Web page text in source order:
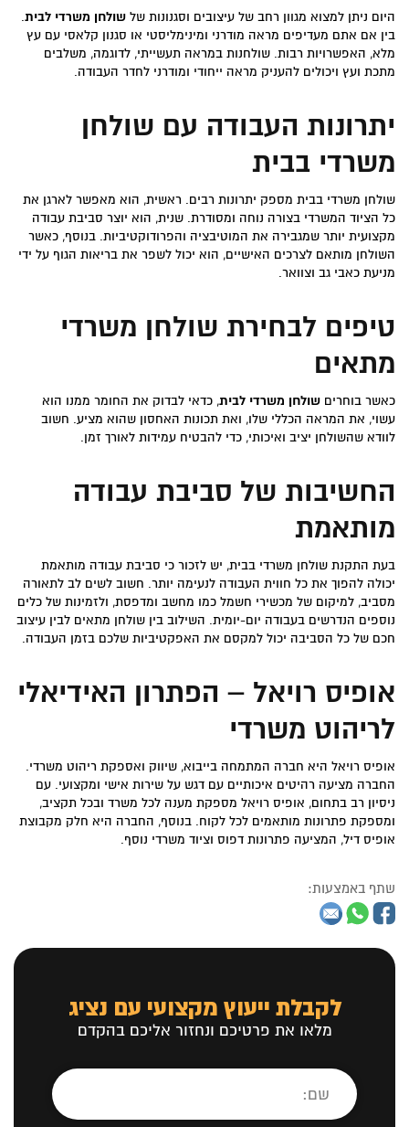
היום ניתן למצוא מגוון רחב של עיצובים וסגנונות של שולחן משרדי לבית.
בין אם אתם מעדיפים מראה מודרני ומינימליסטי או סגנון קלאסי עם עץ
מלא, האפשרויות רבות. שולחנות במראה תעשייתי, לדוגמה, משלבים
מתכת ועץ ויכולים להעניק מראה ייחודי ומודרני לחדר העבודה.
יתרונות העבודה עם שולחן
משרדי בבית
שולחן משרדי בבית מספק יתרונות רבים. ראשית, הוא מאפשר לארגן את
כל הציוד המשרדי בצורה נוחה ומסודרת. שנית, הוא יוצר סביבת עבודה
מקצועית יותר שמגבירה את המוטיבציה והפרודוקטיביות. בנוסף, כאשר
השולחן מותאם לצרכים האישיים, הוא יכול לשפר את בריאות הגוף על ידי
מניעת כאבי גב וצוואר.
טיפים לבחירת שולחן משרדי
מתאים
כאשר בוחרים שולחן משרדי לבית, כדאי לבדוק את החומר ממנו הוא
עשוי, את המראה הכללי שלו, ואת תכונות האחסון שהוא מציע. חשוב
לוודא שהשולחן יציב ואיכותי, כדי להבטיח עמידות לאורך זמן.
החשיבות של סביבת עבודה
מותאמת
בעת התקנת שולחן משרדי בבית, יש לזכור כי סביבת עבודה מותאמת
יכולה להפוך את כל חווית העבודה לנעימה יותר. חשוב לשים לב לתאורה
מסביב, למיקום של מכשירי חשמל כמו מחשב ומדפסת, ולזמינות של כלים
נוספים הנדרשים בעבודה יום-יומית. השילוב בין שולחן מתאים לבין עיצוב
חכם של כל הסביבה יכול למקסם את האפקטיביות שלכם בזמן העבודה.
אופיס רויאל – הפתרון האידיאלי
לריהוט משרדי
אופיס רויאל היא חברה המתמחה בייבוא, שיווק ואספקת ריהוט משרדי.
החברה מציעה רהיטים איכותיים עם דגש על שירות אישי ומקצועי. עם
ניסיון רב בתחום, אופיס רויאל מספקת מענה לכל משרד ובכל תקציב,
ומספקת פתרונות מותאמים לכל לקוח. בנוסף, החברה היא חלק מקבוצת
אופיס דיל, המציעה פתרונות דפוס וציוד משרדי נוסף.
שתף באמצעות:
לקבלת ייעוץ מקצועי עם נציג
מלאו את פרטיכם ונחזור אליכם בהקדם